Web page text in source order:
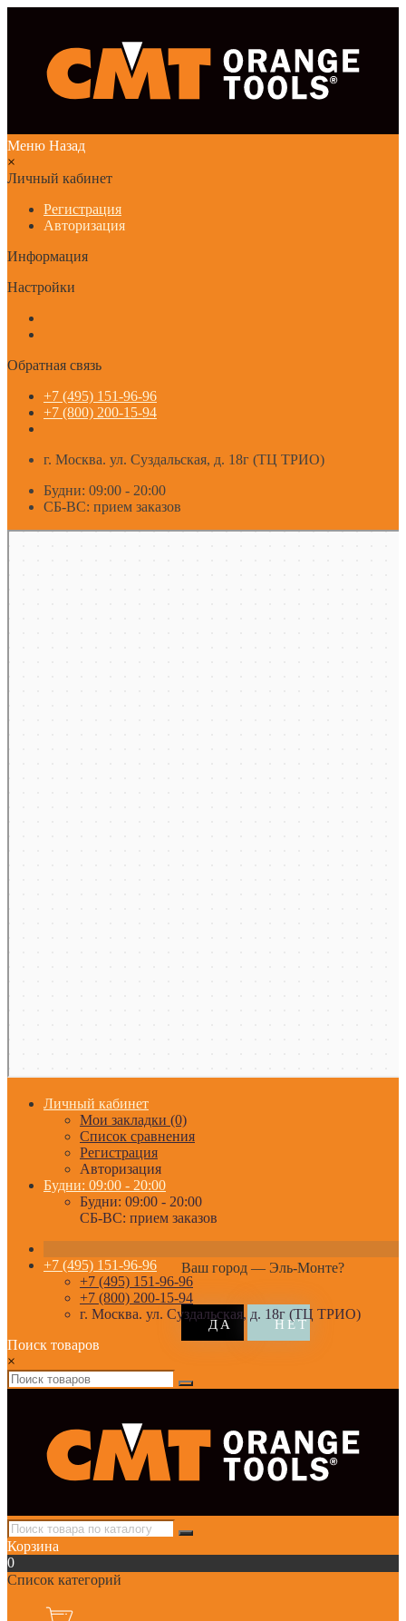
Меню Назад
×
Личный кабинет
Регистрация
Авторизация
Информация
Настройки
Обратная связь
+7 (495) 151-96-96
+7 (800) 200-15-94
г. Москва. ул. Суздальская, д. 18г (ТЦ ТРИО)
Будни: 09:00 - 20:00
СБ-ВС: прием заказов
Личный кабинет
Мои закладки (0)
Список сравнения
Регистрация
Авторизация
Будни: 09:00 - 20:00
Будни: 09:00 - 20:00
СБ-ВС: прием заказов
Ваш город — Эль-Монте?
+7 (495) 151-96-96
+7 (495) 151-96-96
+7 (800) 200-15-94
г. Москва. ул. Суздальская, д. 18г (ТЦ ТРИО)
Поиск товаров
×
Корзина
0
Список категорий